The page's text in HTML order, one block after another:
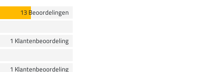
13 Beoordelingen
1 Klantenbeoordeling
1 Klantenbeoordeling